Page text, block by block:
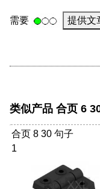
需要 提供文
类似产品 合页 6
合页 8 30 句子
1